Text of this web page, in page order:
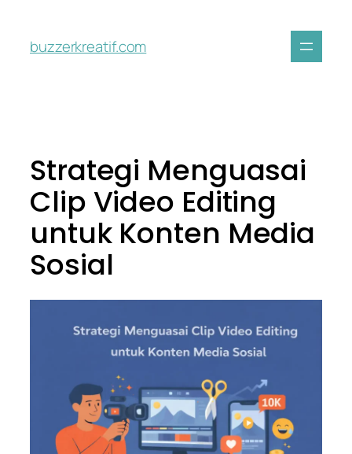
buzzerkreatif.com
Strategi Menguasai
Clip Video Editing
untuk Konten Media
Sosial